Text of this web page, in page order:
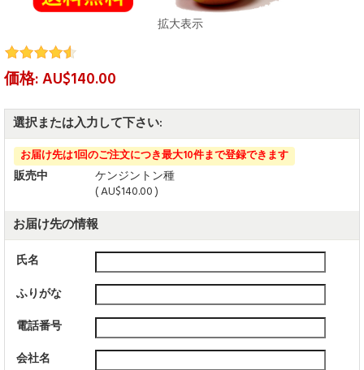
拡大表示
価格: AU$140.00
選択または入力して下さい:
お届け先は1回のご注文につき最大10件まで登録できます
販売中
ケンジントン種
( AU$140.00 )
お届け先の情報
氏名
ふりがな
電話番号
会社名